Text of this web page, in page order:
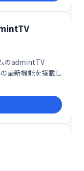
のadmintTV
最新機能を搭載し